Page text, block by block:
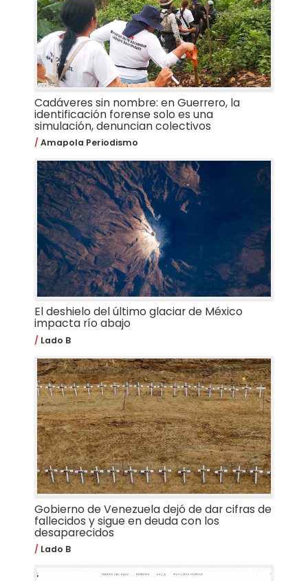
Cadáveres sin nombre: en Guerrero, la
identificación forense solo es una
simulación, denuncian colectivos
Amapola Periodismo
El deshielo del último glaciar de México
impacta río abajo
Lado B
Gobierno de Venezuela dejó de dar cifras de
fallecidos y sigue en deuda con los
desaparecidos
Lado B